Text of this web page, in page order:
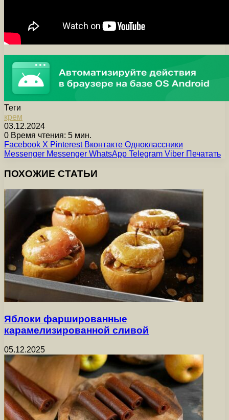
Теги
крем
03.12.2024
0 Время чтения: 5 мин.
Facebook X Pinterest Вконтакте Одноклассники
Messenger Messenger WhatsApp Telegram Viber Печатать
ПОХОЖИЕ СТАТЬИ
Яблоки фаршированные
карамелизированной сливой
05.12.2025